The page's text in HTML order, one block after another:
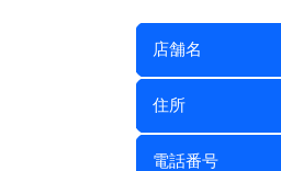
店舗名
住所
電話番号